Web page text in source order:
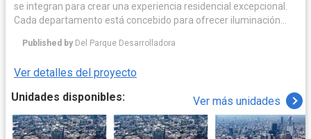
se integran para crear una experiencia residencial excepcional.
Cada departamento está concebido para ofrecer iluminación
perfecto entre elegancia y funcionalidad. Las amenidades han
con espacios que invitan al bienestar, la convivencia y la
productividad sin salir de casa. Cafetería, cocina de exhibición,
área coworking, sala lounge, gimnasio, alberca, vapor, spa, zona
canina. Vivir en University Tower significa disfrutar de privacidad,
seguridad y una comunidad selecta, en un entorno que redefine
Published by Del Parque Desarrolladora
Ver detalles del proyecto
Unidades disponibles:
Ver más unidades